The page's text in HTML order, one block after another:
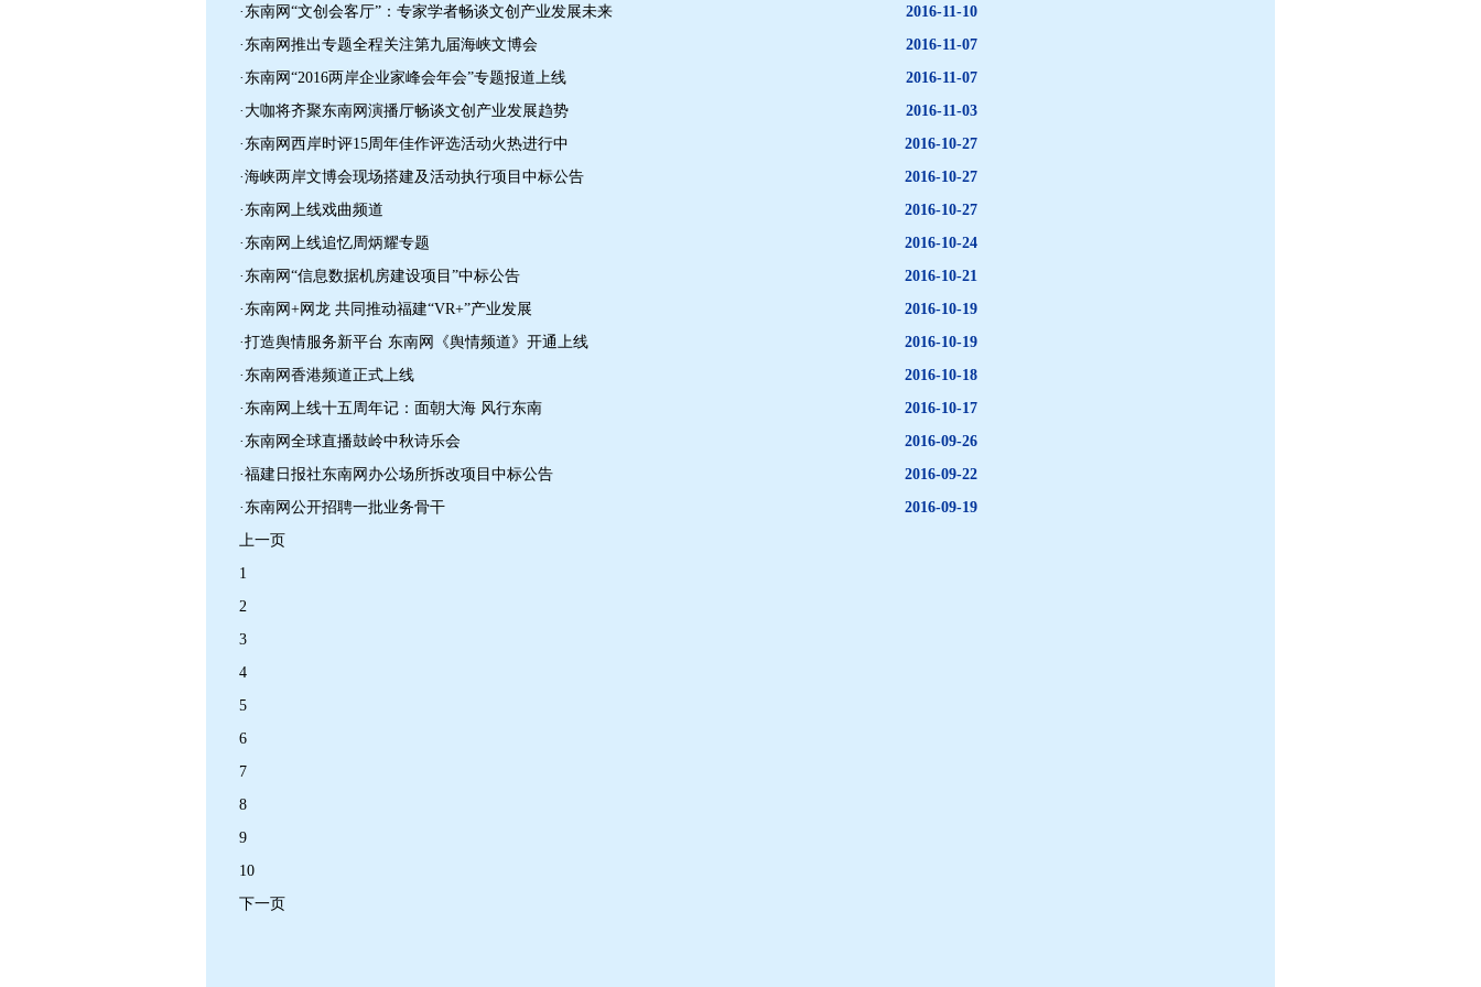
2016-11-10
·东南网“文创会客厅”：专家学者畅谈文创产业发展未来
2016-11-07
·东南网推出专题全程关注第九届海峡文博会
2016-11-07
·东南网“2016两岸企业家峰会年会”专题报道上线
2016-11-03
·大咖将齐聚东南网演播厅畅谈文创产业发展趋势
2016-10-27
·东南网西岸时评15周年佳作评选活动火热进行中
2016-10-27
·海峡两岸文博会现场搭建及活动执行项目中标公告
2016-10-27
·东南网上线戏曲频道
2016-10-24
·东南网上线追忆周炳耀专题
2016-10-21
·东南网“信息数据机房建设项目”中标公告
2016-10-19
·东南网+网龙 共同推动福建“VR+”产业发展
2016-10-19
·打造舆情服务新平台 东南网《舆情频道》开通上线
2016-10-18
·东南网香港频道正式上线
2016-10-17
·东南网上线十五周年记：面朝大海 风行东南
2016-09-26
·东南网全球直播鼓岭中秋诗乐会
2016-09-22
·福建日报社东南网办公场所拆改项目中标公告
2016-09-19
·东南网公开招聘一批业务骨干
上一页
1
2
3
4
5
6
7
8
9
10
下一页